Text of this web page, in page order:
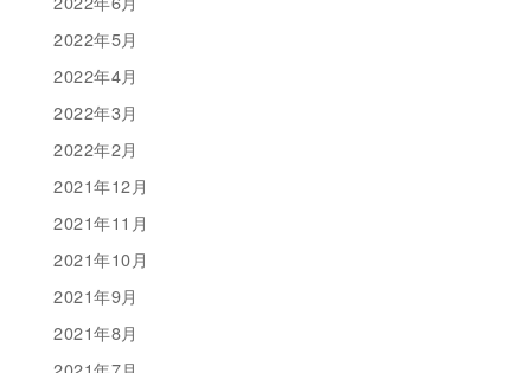
2022年5月
2022年4月
2022年3月
2022年2月
2021年12月
2021年11月
2021年10月
2021年9月
2021年8月